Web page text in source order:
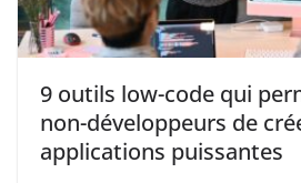
9 outils low-code qui
non-développeurs de
applications puissantes